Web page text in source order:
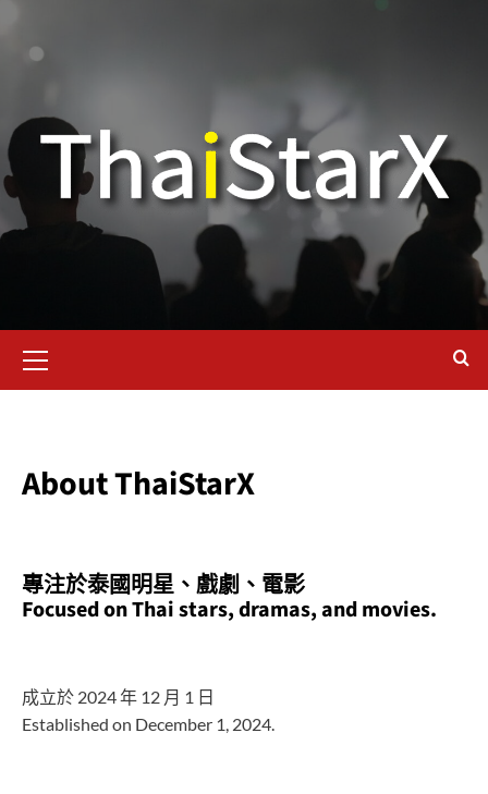
About ThaiStarX
專注於泰國明星、戲劇、電影
Focused on Thai stars, dramas, and movies.
成立於 2024 年 12 月 1 日
Established on December 1, 2024.